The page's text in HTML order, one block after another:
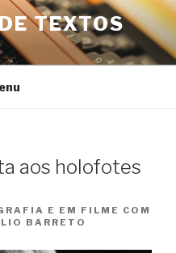
TEXTOS
aos holofotes
E EM FILME COM
BARRETO